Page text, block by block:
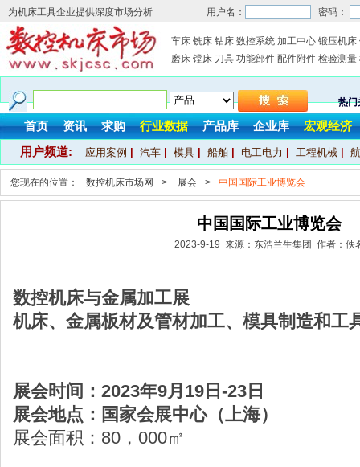
为机床工具企业提供深度市场分析 用户名： 密码：
车床 铣床 钻床 数控系统 加工中心 锻压机床
磨床 镗床 刀具 功能部件 配件附件 检验测量
热门
首页 资讯 求购 行业数据 产品库 企业库 宏观经济
用户频道: 应用案例 汽车 模具 船舶 电工电力 工程机械
您现在的位置： 数控机床市场网 > 展会 > 中国国际工业博览会
中国国际工业博览会
2023-9-19 来源：东浩兰生集团 作者：佚
数控机床与金属加工展
机床、金属板材及管材加工、模具制造和工
展会时间：2023年9月19日-23日
展会地点：国家会展中心（上海）
展会面积：80，000㎡